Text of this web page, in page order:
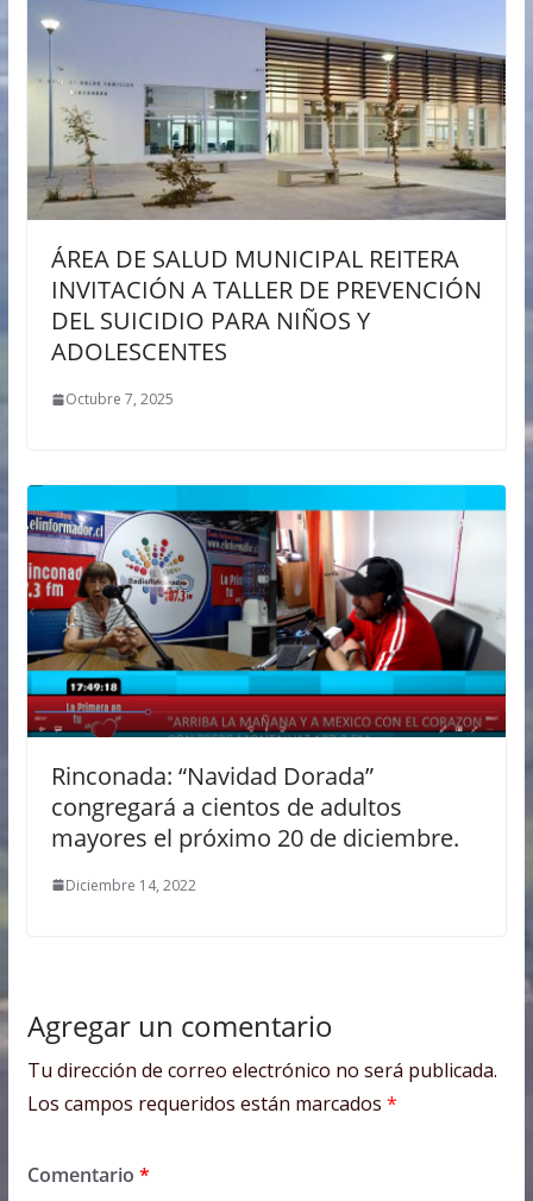
ÁREA DE SALUD MUNICIPAL REITERA
INVITACIÓN A TALLER DE PREVENCIÓN
DEL SUICIDIO PARA NIÑOS Y
ADOLESCENTES
Octubre 7, 2025
Rinconada: “Navidad Dorada”
congregará a cientos de adultos
mayores el próximo 20 de diciembre.
Diciembre 14, 2022
Agregar un comentario
Tu dirección de correo electrónico no será publicada.
Los campos requeridos están marcados *
Comentario *